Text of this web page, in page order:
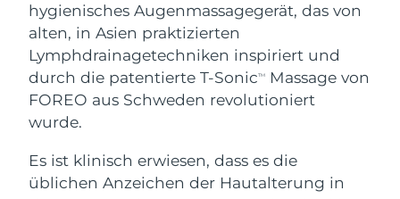
hygienisches Augenmassagegerät, das von
alten, in Asien praktizierten
Lymphdrainagetechniken inspiriert und
durch die patentierte T-SonicTM
Massage von
FOREO aus Schweden revolutioniert
wurde.
Es ist klinisch erwiesen, dass es die
üblichen Anzeichen der Hautalterung in
LUNA™ 4 Plus
Massage, LED heating
BEAR™ 2 go
Microcurrent toning on-the-go
Hydratisierung
UFO™ 3 Set
Deep facial hydration
Near-infrared and red light therapy
device
Mundpflege
issa™ 4
Hybrid silicone sonic toothbrush
Smart hybrid silicone sonic toothbrush
FAQ™ ANTI-AGING-BEHANDLUNG
Anti-aging LED-Behandlungen
NEW
Bosnien und
Herzegowina
Erwartete Lieferung
Brunei Darussalam Erwartete Lieferung8/14/26
Bulgarien
Kanada Erwartete Lieferung